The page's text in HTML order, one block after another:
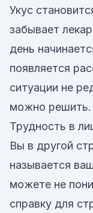
Укус
забывает
день
появляется
ситуации не
можно решить.
Трудность в
Вы в другой
называется
можете не
справку для